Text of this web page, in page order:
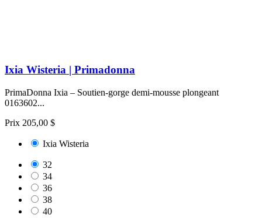
Ixia Wisteria | Primadonna
PrimaDonna Ixia – Soutien-gorge demi-mousse plongeant
0163602...
Prix 205,00 $
Ixia Wisteria
32
34
36
38
40